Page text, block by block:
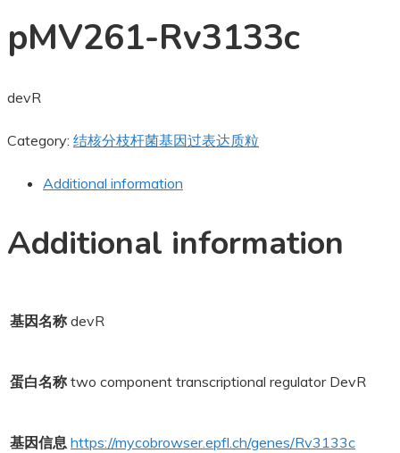
pMV261-Rv3133c
devR
Category: 结核分枝杆菌基因过表达质粒
Additional information
Additional information
基因名称 devR
蛋白名称 two component transcriptional regulator DevR
基因信息 https://mycobrowser.epfl.ch/genes/Rv3133c